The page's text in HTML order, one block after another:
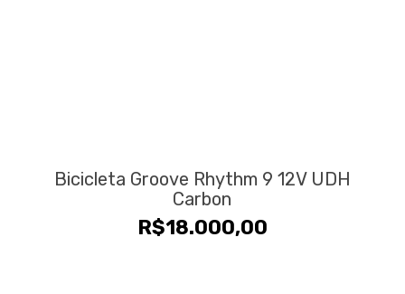
Bicicleta Groove Rhythm 9 12V UDH
Carbon
R$18.000,00